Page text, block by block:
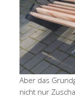
Aber das
nicht nur